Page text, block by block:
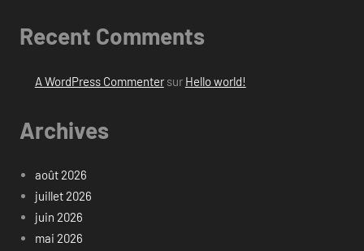
Recent Comments
A WordPress Commentersur Hello world!
Archives
août 2026
juillet 2026
juin 2026
mai 2026